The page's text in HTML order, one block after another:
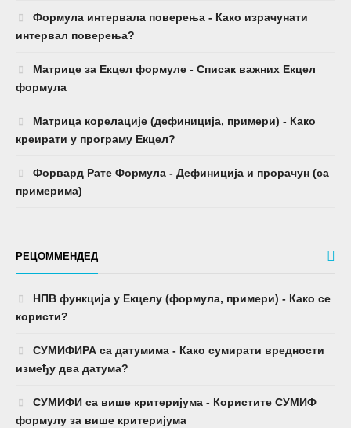
Формула интервала поверења - Како израчунати
интервал поверења?
Матрице за Екцел формуле - Списак важних Екцел
формула
Матрица корелације (дефиниција, примери) - Како
креирати у програму Екцел?
Форвард Рате Формула - Дефиниција и прорачун (са
примерима)
РЕЦОММЕНДЕД
НПВ функција у Екцелу (формула, примери) - Како се
користи?
СУМИФИРА са датумима - Како сумирати вредности
између два датума?
СУМИФИ са више критеријума - Користите СУМИФ
формулу за више критеријума